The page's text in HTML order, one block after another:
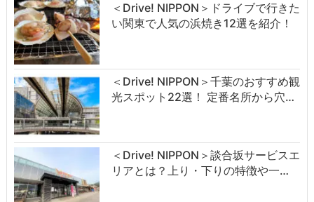
＜Drive! NIPPON＞ドライブで行きた
い関東で人気の浜焼き12選を紹介！
＜Drive! NIPPON＞千葉のおすすめ観
光スポット22選！ 定番名所から穴…
＜Drive! NIPPON＞談合坂サービスエ
リアとは？上り・下りの特徴や一…